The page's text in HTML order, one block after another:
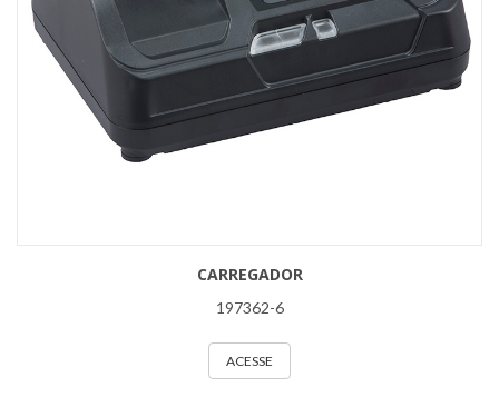
CARREGADOR
197362-6
ACESSE